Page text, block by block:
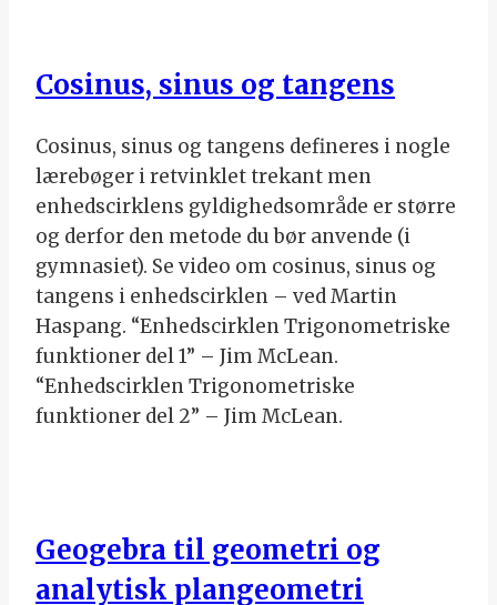
Cosinus, sinus og tangens
Cosinus, sinus og tangens defineres i nogle
lærebøger i retvinklet trekant men
enhedscirklens gyldighedsområde er større
og derfor den metode du bør anvende (i
gymnasiet). Se video om cosinus, sinus og
tangens i enhedscirklen – ved Martin
Haspang. “Enhedscirklen Trigonometriske
funktioner del 1” – Jim McLean.
“Enhedscirklen Trigonometriske
funktioner del 2” – Jim McLean.
Geogebra til geometri og
analytisk plangeometri